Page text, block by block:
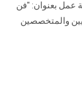
عمل بعنوان: "فن
والمتخصصين